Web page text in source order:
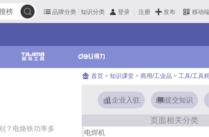
品牌分类 知识分类 登录 注册 发布 移动
榜
？电烙铁功率多
首页 > 知识课堂 > 商用/工业品 > 工具/工具
企业入驻 提交知识
页面相关分类
电焊机